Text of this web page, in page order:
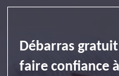
Débarras
faire confiance